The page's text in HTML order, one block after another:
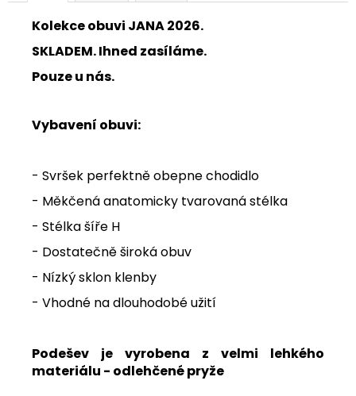
Kolekce obuvi JANA 2026.
SKLADEM. Ihned zasíláme.
Pouze u nás.
Vybavení obuvi:
- Svršek perfektně obepne chodidlo
- Měkčená anatomicky tvarovaná stélka
- Stélka šíře H
- Dostatečně široká obuv
- Nízký sklon klenby
- Vhodné na dlouhodobé užití
Podešev je vyrobena z velmi lehkého
materiálu - odlehčené pryže